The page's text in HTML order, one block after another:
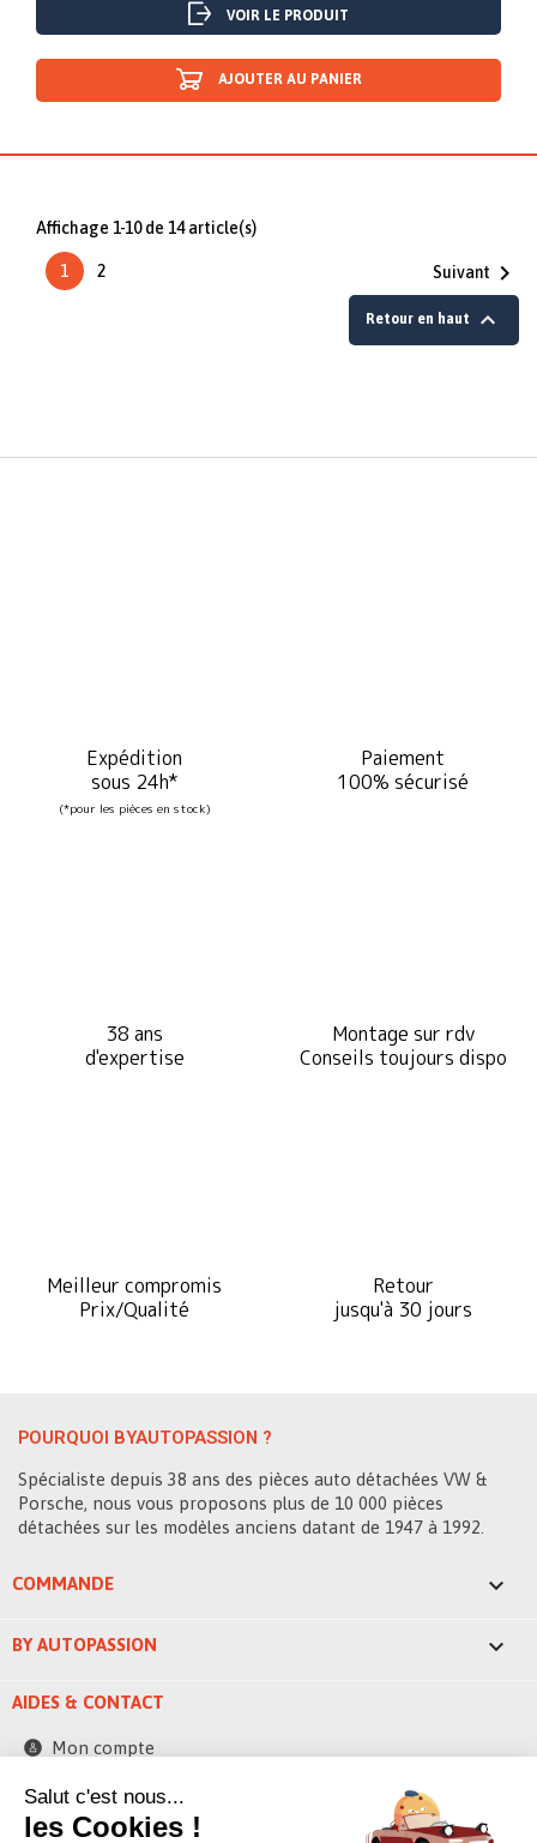
VOIR LE PRODUIT
AJOUTER AU PANIER
Affichage 1-10 de 14 article(s)
1 2 Suivant 
Retour en haut 
Expédition
sous 24h*
(*pour les pièces en stock)
Paiement
100% sécurisé
38 ans
d'expertise
Montage sur rdv
Conseils toujours dispo
Meilleur compromis
Prix/Qualité
Retour
jusqu'à 30 jours
POURQUOI BYAUTOPASSION ?
Spécialiste depuis 38 ans des pièces auto détachées VW &
Porsche, nous vous proposons plus de 10 000 pièces
détachées sur les modèles anciens datant de 1947 à 1992.
COMMANDE 
BY AUTOPASSION 
AIDES & CONTACT
Mon compte
Contactez-nous
248 ZAE la bascule
Salut c'est nous...
les Cookies !